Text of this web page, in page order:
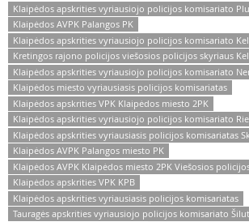
Klaipėdos apskrities vyriausiojo policijos komisariato
Klaipėdos AVPK Palangos PK
Klaipėdos apskrities vyriausiojo policijos komisariato
Kretingos rajono policijos viešosios policijos skyriaus
Klaipėdos apskrities vyriausiojo policijos komisariato
Klaipėdos miesto vyriausiasis policijos komisariatas
Klaipėdos apskrities VPK Klaipėdos miesto 2PK
Klaipėdos apskrities vyriausiojo policijos komisariato
Klaipėdos apskrities vyriausiasis policijos komisariatas
Klaipėdos AVPK Palangos miesto PK
Klaipėdos AVPK Klaipėdos miesto 2PK Viešosios
Klaipėdos apskrities VPK KPB
Klaipėdos apskrities vyriausiasis policijos komisariatas
Tauragės apskrities vyriausiojo policijos komisariato